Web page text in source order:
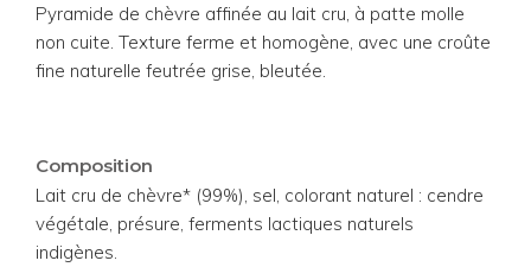
Pyramide de chèvre affinée au lait cru, à patte molle
non cuite. Texture ferme et homogène, avec une croûte
fine naturelle feutrée grise, bleutée.
Composition
Lait cru de chèvre* (99%), sel, colorant naturel : cendre
végétale, présure, ferments lactiques naturels
indigènes.